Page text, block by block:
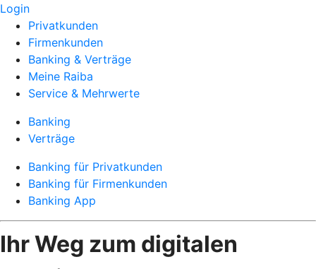
Login
Privatkunden
Firmenkunden
Banking & Verträge
Meine Raiba
Service & Mehrwerte
Banking
Verträge
Banking für Privatkunden
Banking für Firmenkunden
Banking App
Ihr Weg zum digitalen